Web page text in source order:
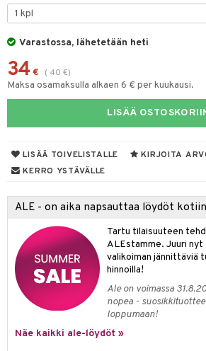
Varastossa, lähetetään heti
34 € ( 40 €)
Maksa osamaksulla alkaen 6 € per kuukausi.
LISÄÄ
LISÄÄ TOIVELISTALLE
KIRJOITA
KERRO YSTÄVÄLLE
ALE - on aika napsauttaa löydöt
Tartu tilaisuuteen
ALEstamme. Juuri nyt
valikoiman jännittäviä
hinnoilla!
Ale on voimassa
nopea -
loppumaan!
Näe kaikki ale-löydöt »
& Vihannesveitset
Baaritarvikkeet
sisustus
tarvikkeita
tekstiilit
koristelu
säilytys
tekstiilit
Saalit
& Tyynyliinat
& Peitot
& Koukut
& Korit
& Veistokset
& Lyhdyt
tekstiilit
tekstiilit
hyönteissuoja
& Lyhdyt
& vastauksia